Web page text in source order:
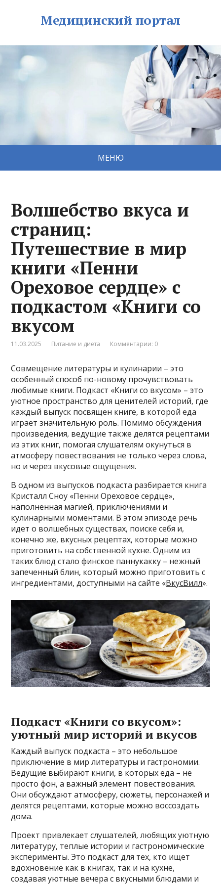
Медицинский портал
МЕНЮ
Волшебство вкуса и
страниц:
Путешествие в мир
книги «Пенни
Ореховое сердце» с
подкастом «Книги со
вкусом
11.03.2025 Питание и диета Комментарии: 0
Совмещение литературы и кулинарии – это
особенный способ по-новому прочувствовать
любимые книги. Подкаст «Книги со вкусом» – это
уютное пространство для ценителей историй, где
каждый выпуск посвящен книге, в которой еда
играет значительную роль. Помимо обсуждения
произведения, ведущие также делятся рецептами
из этих книг, помогая слушателям окунуться в
атмосферу повествования не только через слова,
но и через вкусовые ощущения.
В одном из выпусков подкаста разбирается книга
Кристалл Сноу «Пенни Ореховое сердце»,
наполненная магией, приключениями и
кулинарными моментами. В этом эпизоде речь
идет о волшебных существах, поиске себя и,
конечно же, вкусных рецептах, которые можно
приготовить на собственной кухне. Одним из
таких блюд стало финское паннукакку – нежный
запеченный блин, который можно приготовить с
ингредиентами, доступными на сайте «ВкусВилл».
Подкаст «Книги со вкусом»:
уютный мир историй и вкусов
Каждый выпуск подкаста – это небольшое
приключение в мир литературы и гастрономии.
Ведущие выбирают книги, в которых еда – не
просто фон, а важный элемент повествования.
Они обсуждают атмосферу, сюжеты, персонажей и
делятся рецептами, которые можно воссоздать
дома.
Проект привлекает слушателей, любящих уютную
литературу, теплые истории и гастрономические
эксперименты. Это подкаст для тех, кто ищет
вдохновение как в книгах, так и на кухне,
создавая уютные вечера с вкусными блюдами и